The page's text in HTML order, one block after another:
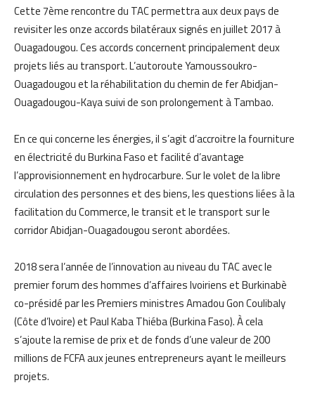
Cette 7ème rencontre du TAC permettra aux deux pays de
revisiter les onze accords bilatéraux signés en juillet 2017 à
Ouagadougou. Ces accords concernent principalement deux
projets liés au transport. L’autoroute Yamoussoukro-
Ouagadougou et la réhabilitation du chemin de fer Abidjan-
Ouagadougou-Kaya suivi de son prolongement à Tambao.
En ce qui concerne les énergies, il s’agit d’accroitre la fourniture
en électricité du Burkina Faso et facilité d’avantage
l’approvisionnement en hydrocarbure. Sur le volet de la libre
circulation des personnes et des biens, les questions liées à la
facilitation du Commerce, le transit et le transport sur le
corridor Abidjan-Ouagadougou seront abordées.
2018 sera l’année de l’innovation au niveau du TAC avec le
premier forum des hommes d’affaires Ivoiriens et Burkinabè
co-présidé par les Premiers ministres Amadou Gon Coulibaly
(Côte d’Ivoire) et Paul Kaba Thiéba (Burkina Faso). À cela
s’ajoute la remise de prix et de fonds d’une valeur de 200
millions de FCFA aux jeunes entrepreneurs ayant le meilleurs
projets.